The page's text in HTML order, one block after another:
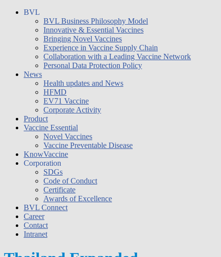
BVL
BVL Business Philosophy Model
Innovative & Essential Vaccines
Bringing Novel Vaccines
Experience in Vaccine Supply Chain
Collaboration with a Leading Vaccine Network
Personal Data Protection Policy
News
Health updates and News
HFMD
EV71 Vaccine
Corporate Activity
Product
Vaccine Essential
Novel Vaccines
Vaccine Preventable Disease
KnowVaccine
Corporation
SDGs
Code of Conduct
Certificate
Awards of Excellence
BVL Connect
Career
Contact
Intranet